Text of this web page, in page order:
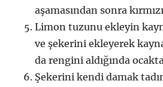
aşamasından sonra
Limon tuzunu ekleyin
ve şekerini ekleyerek
da rengini aldığında
Şekerini kendi damak